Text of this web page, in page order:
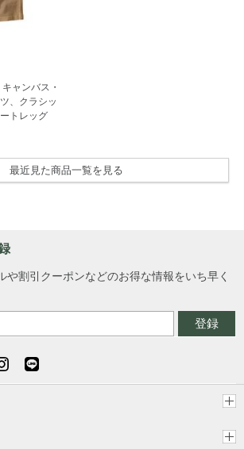
ャンバス・
、クラシッ
トレッグ
最近見た商品一覧を見る
や割引クーポンなどのお得な情報をいち早く
登録